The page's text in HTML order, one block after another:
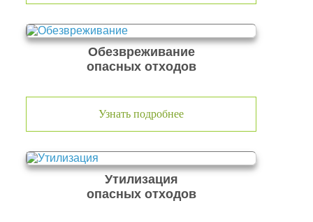
Обезвреживание
опасных отходов
Узнать подробнее
Утилизация
опасных отходов